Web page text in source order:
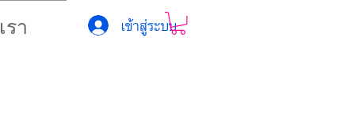
รา เข้าสู่ระบบ